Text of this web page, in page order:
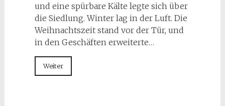
und eine spürbare Kälte legte sich über
die Siedlung. Winter lag in der Luft. Die
Weihnachtszeit stand vor der Tür, und
in den Geschäften erweiterte…
Weiter